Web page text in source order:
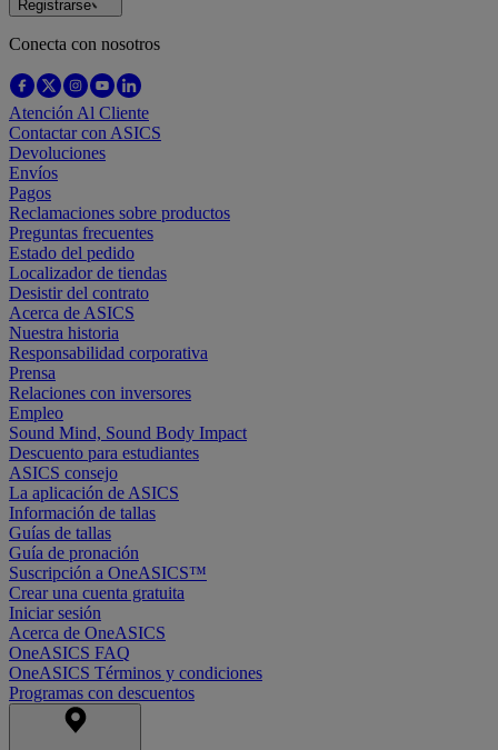
Registrarse
Conecta con nosotros
Atención Al Cliente
Contactar con ASICS
Devoluciones
Envíos
Pagos
Reclamaciones sobre productos
Preguntas frecuentes
Estado del pedido
Localizador de tiendas
Desistir del contrato
Acerca de ASICS
Nuestra historia
Responsabilidad corporativa
Prensa
Relaciones con inversores
Empleo
Sound Mind, Sound Body Impact
Descuento para estudiantes
ASICS consejo
La aplicación de ASICS
Información de tallas
Guías de tallas
Guía de pronación
Suscripción a OneASICS™
Crear una cuenta gratuita
Iniciar sesión
Acerca de OneASICS
OneASICS FAQ
OneASICS Términos y condiciones
Programas con descuentos